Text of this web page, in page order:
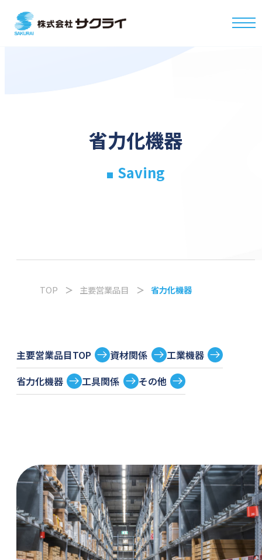
省力化機器
Saving
TOP 主要営業品目 省力化機器
主要営業品目TOP 資材関係
工業機器
省力化機器
工具関係 その他